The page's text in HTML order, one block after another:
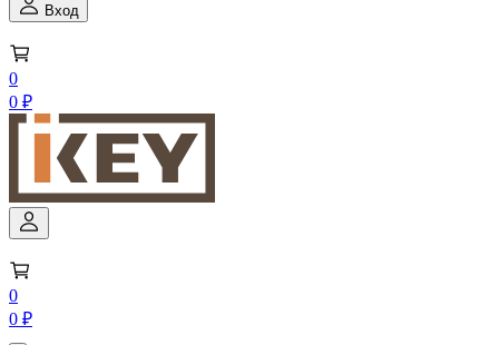
Вход
0
0 ₽
0
0 ₽